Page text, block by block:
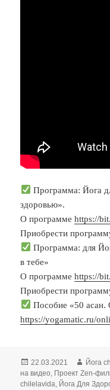
Программа:
здоровью».
О программеhttps://
Приобрести
Программа: для
в тебе»
О программеhttps://
Приобрести
Пособие «50 асан.
https://yogamatic.ru/
Опубликовано
22.03.2021 Автор
Йога
на видео, Проект Zen-
chilelavida, Йога Для